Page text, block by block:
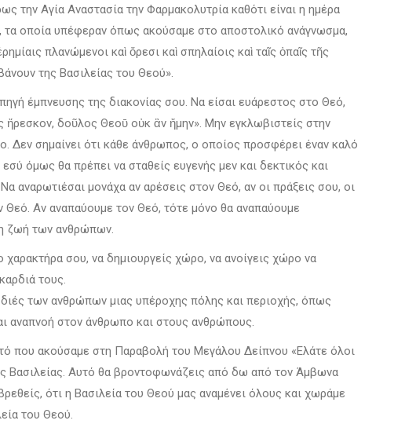
την Αγία Αναστασία την Φαρμακολυτρία καθότι είναι η ημέρα
οποία υπέφεραν όπως ακούσαμε στο αποστολικό ανάγνωσμα,
πλανώμενοι καὶ ὄρεσι καὶ σπηλαίοις καὶ ταῖς ὀπαῖς τῆς
της Βασιλείας του Θεού».
έμπνευσης της διακονίας σου. Να είσαι ευάρεστος στο Θεό,
δοῦλος Θεοῡ οὐκ ἂν ἤμην». Μην εγκλωβιστείς στην
Δεν σημαίνει ότι κάθε άνθρωπος, ο οποίος προσφέρει έναν καλό
όμως θα πρέπει να σταθείς ευγενής μεν και δεκτικός και
αναρωτιέσαι μονάχα αν αρέσεις στον Θεό, αν οι πράξεις σου, οι
Θεό. Αν αναπαύουμε τον Θεό, τότε μόνο θα αναπαύουμε
ζωή των ανθρώπων.
σου, να δημιουργείς χώρο, να ανοίγεις χώρο να
τους.
των ανθρώπων μιας υπέροχης πόλης και περιοχής, όπως
αναπνοή στον άνθρωπο και στους ανθρώπους.
που ακούσαμε στη Παραβολή του Μεγάλου Δείπνου «Ελάτε όλοι
Βασιλείας. Αυτό θα βροντοφωνάζεις από δω από τον Άμβωνα
ότι η Βασιλεία του Θεού μας αναμένει όλους και χωράμε
του Θεού.